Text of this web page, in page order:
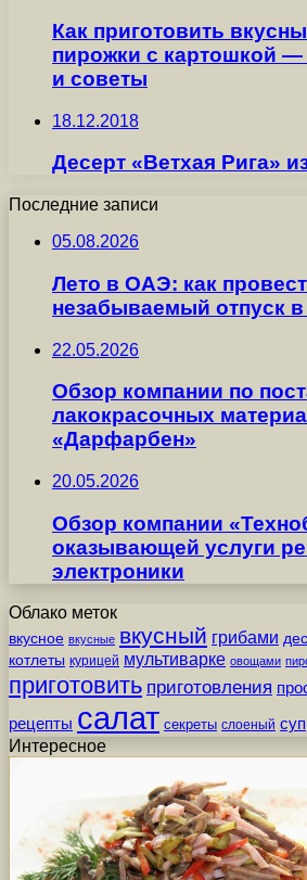
Как приготовить
пирожки с картошкой —
и советы
18.12.2018
Десерт «Ветхая Рига»
Последние записи
05.08.2026
Лето в ОАЭ: как
незабываемый отпуск
22.05.2026
Обзор компании по
лакокрасочных
«Дарфарбен»
20.05.2026
Обзор компании
оказывающей услуги
электроники
Облако меток
вкусное вкусные вкусный грибами
котлеты курицей мультиварке овощами
приготовить приготовления
рецепты салат секреты слоеный суп
Интересное